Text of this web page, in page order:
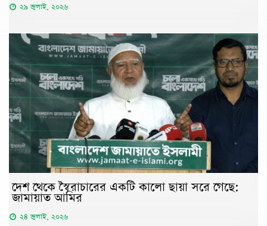
২৯ জুলাই, ২০২৬
দেশ থেকে স্বৈরাচারের একটি কালো ছায়া সরে গেছে:
জামায়াত আমির
২৪ জুলাই, ২০২৬